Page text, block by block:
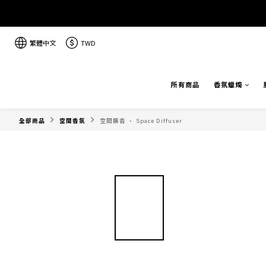
繁體中文 TWD
所有商品 香氛蠟燭
全部商品 空間香氛 空間擴香 · Space Diffuser